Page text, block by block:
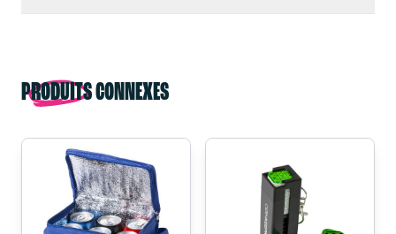
PRODUITS CONNEXES